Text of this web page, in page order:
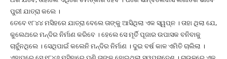
ପୁରୀ ଯାତ୍ରା କଲେ ।
ତେବେ ୧୮୪୪ ମସିହରେ ଯାତ୍ରା ବେଲେ ତାଙ୍କୁ ଆସିଥିଲା ଏକ ସ୍ୱପ୍ନ । ତାହା ଥିଲା ଯେ,
କୁଲେଥରେ ମନ୍ଦିର ନିର୍ମାଣ କରିବେ । ହେଲେ ସେ ମୂର୍ତି ପୂଜାର ଉପାସକ ବନିବାକୁ
ଚାହୁଁନଥିଲେ । ସେଥିପାଇଁ କଲେନି ମନ୍ଦିର ନିର୍ମାଣ । ଦୁଇ ବର୍ଷ କାଳ ଏମିତି ଚାଲିଲା ।